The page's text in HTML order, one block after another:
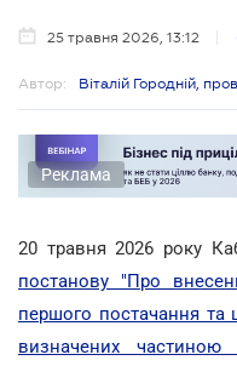
25 травня 2026, 13:12
Автор: Віталій Городній,
Реклама
20 травня 2026 року
постанову "Про
першого постачання та
визначених